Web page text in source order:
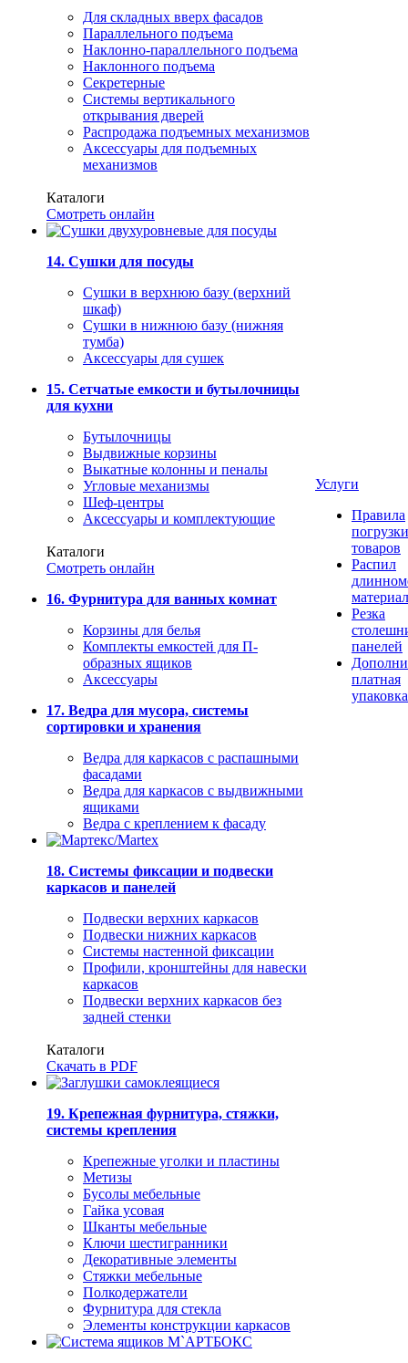
Для складных вверх фасадов
Параллельного подъема
Наклонно-параллельного подъема
Наклонного подъема
Секретерные
Системы вертикального
открывания дверей
Распродажа подъемных механизмов
Аксессуары для подъемных
механизмов
Каталоги
Смотреть онлайн
14. Сушки для посуды
Сушки в верхнюю базу (верхний
шкаф)
Сушки в нижнюю базу (нижняя
тумба)
Аксессуары для сушек
15. Сетчатые емкости и бутылочницы
для кухни
Бутылочницы
Выдвижные корзины
Выкатные колонны и пеналы
Угловые механизмы
Шеф-центры
Аксессуары и комплектующие
Каталоги
Смотреть онлайн
16. Фурнитура для ванных комнат
Корзины для белья
Комплекты емкостей для П-
образных ящиков
Аксессуары
17. Ведра для мусора, системы
сортировки и хранения
Ведра для каркасов с распашными
фасадами
Ведра для каркасов с выдвижными
ящиками
Ведра с креплением к фасаду
18. Системы фиксации и подвески
каркасов и панелей
Подвески верхних каркасов
Подвески нижних каркасов
Системы настенной фиксации
Профили, кронштейны для навески
каркасов
Подвески верхних каркасов без
задней стенки
Каталоги
Скачать в PDF
19. Крепежная фурнитура, стяжки,
системы крепления
Крепежные уголки и пластины
Метизы
Бусолы мебельные
Гайка усовая
Шканты мебельные
Ключи шестигранники
Декоративные элементы
Стяжки мебельные
Полкодержатели
Фурнитура для стекла
Элементы конструкции каркасов
Услуги
Правила
погрузки
товаров
Распил
Резка
панелей
платная
упаковка